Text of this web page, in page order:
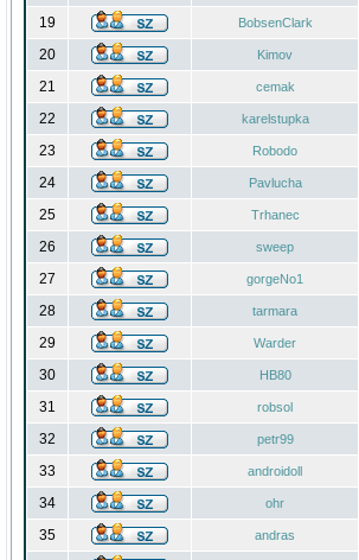
19 BobsenClark
20 Kimov
21 cemak
22 karelstupka
23 Robodo
24 Pavlucha
25 Trhanec
26 sweep
27 gorgeNo1
28 tarmara
29 Warder
30 HB80
31 robsol
32 petr99
33 androidoll
34 ohr
35 andras